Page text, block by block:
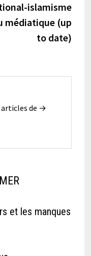
islamisme
médiatique (up
to date)
articles de →
et les manques